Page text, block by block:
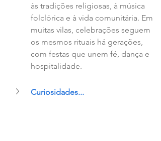
às tradições religiosas, à música
folclórica e à vida comunitária. Em
muitas vilas, celebrações seguem
os mesmos rituais há gerações,
com festas que unem fé, dança e
hospitalidade.
Curiosidades...